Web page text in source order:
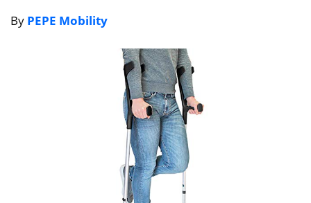
By PEPE Mobility